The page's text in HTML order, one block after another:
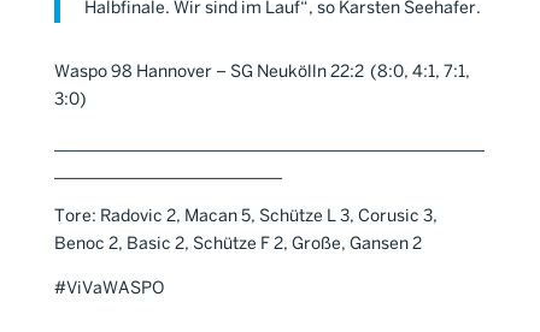
Halbfinale. Wir sind im Lauf“, so Karsten Seehafer.
Waspo 98 Hannover – SG Neukölln 22:2 (8:0, 4:1, 7:1,
3:0)
Tore: Radovic 2, Macan 5, Schütze L 3, Corusic 3,
Benoc 2, Basic 2, Schütze F 2, Große, Gansen 2
#ViVaWASPO